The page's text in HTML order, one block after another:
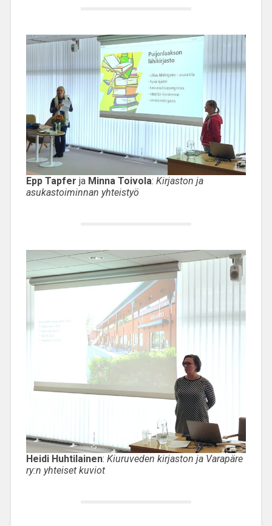
Epp Tapfer ja Minna Toivola: Kirjaston ja
asukastoiminnan yhteistyö
Heidi Huhtilainen: Kiuruveden kirjaston ja Varapäre
ry:n yhteiset kuviot